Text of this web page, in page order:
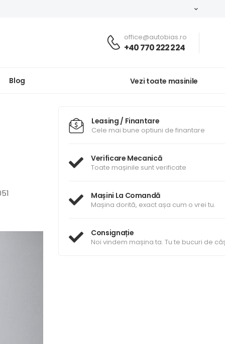
office@autobias.ro
+40 770 222 224
Blog Vezi toate masinile
Leasing / Finantare
Cele mai bune optiuni de finantare
Verificare Mecanică
Toate mașinile sunt verificate
Mașini La Comandă
Mașina dorită, exact așa cum o vrei tu.
Consignație
Noi vindem mașina ta. Tu te bucuri de